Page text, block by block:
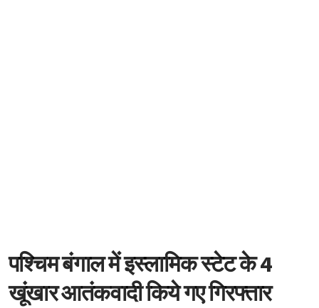
पश्चिम बंगाल में इस्लामिक स्टेट के 4
खूंखार आतंकवादी किये गए गिरफ्तार